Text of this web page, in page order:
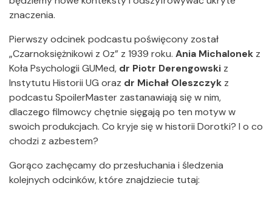
znaczenia.
Pierwszy odcinek podcastu poświęcony został
„Czarnoksiężnikowi z Oz” z 1939 roku. Ania Michalonek z
Koła Psychologii GUMed, dr Piotr Derengowski z
Instytutu Historii UG oraz dr Michał Oleszczyk z
podcastu SpoilerMaster zastanawiają się w nim,
dlaczego filmowcy chętnie sięgają po ten motyw w
swoich produkcjach. Co kryje się w historii Dorotki? I o co
chodzi z azbestem?
Gorąco zachęcamy do przesłuchania i śledzenia
kolejnych odcinków, które znajdziecie tutaj: